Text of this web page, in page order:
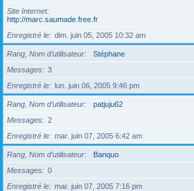
Site Internet
http://marc.saumade.free.fr
Enregistré le
dim. juin 05, 2005 10:32 am
Rang, Nom d’utilisateur
Stéphane
Messages
3
Enregistré le
lun. juin 06, 2005 9:46 pm
Rang, Nom d’utilisateur
patjuju62
Messages
2
Enregistré le
mar. juin 07, 2005 6:42 am
Rang, Nom d’utilisateur
Banquo
Messages
0
Enregistré le
mar. juin 07, 2005 7:16 pm